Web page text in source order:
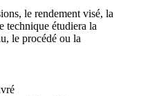
le rendement visé, la
technique étudiera la
le procédé ou la